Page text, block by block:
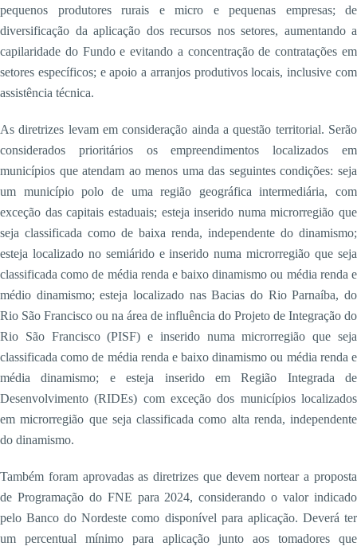
pequenos produtores rurais e micro e pequenas empresas; de
diversificação da aplicação dos recursos nos setores, aumentando a
capilaridade do Fundo e evitando a concentração de contratações em
setores específicos; e apoio a arranjos produtivos locais, inclusive com
assistência técnica.
As diretrizes levam em consideração ainda a questão territorial. Serão
considerados prioritários os empreendimentos localizados em
municípios que atendam ao menos uma das seguintes condições: seja
um município polo de uma região geográfica intermediária, com
exceção das capitais estaduais; esteja inserido numa microrregião que
seja classificada como de baixa renda, independente do dinamismo;
esteja localizado no semiárido e inserido numa microrregião que seja
classificada como de média renda e baixo dinamismo ou média renda e
médio dinamismo; esteja localizado nas Bacias do Rio Parnaíba, do
Rio São Francisco ou na área de influência do Projeto de Integração do
Rio São Francisco (PISF) e inserido numa microrregião que seja
classificada como de média renda e baixo dinamismo ou média renda e
média dinamismo; e esteja inserido em Região Integrada de
Desenvolvimento (RIDEs) com exceção dos municípios localizados
em microrregião que seja classificada como alta renda, independente
do dinamismo.
Também foram aprovadas as diretrizes que devem nortear a proposta
de Programação do FNE para 2024, considerando o valor indicado
pelo Banco do Nordeste como disponível para aplicação. Deverá ter
um percentual mínimo para aplicação junto aos tomadores que